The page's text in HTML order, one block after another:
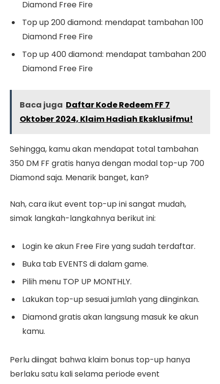
Diamond Free Fire
Top up 200 diamond: mendapat tambahan 100
Diamond Free Fire
Top up 400 diamond: mendapat tambahan 200
Diamond Free Fire
Baca juga Daftar Kode Redeem FF 7
Oktober 2024, Klaim Hadiah Eksklusifmu!
Sehingga, kamu akan mendapat total tambahan
350 DM FF gratis hanya dengan modal top-up 700
Diamond saja. Menarik banget, kan?
Nah, cara ikut event top-up ini sangat mudah,
simak langkah-langkahnya berikut ini:
Login ke akun Free Fire yang sudah terdaftar.
Buka tab EVENTS di dalam game.
Pilih menu TOP UP MONTHLY.
Lakukan top-up sesuai jumlah yang diinginkan.
Diamond gratis akan langsung masuk ke akun
kamu.
Perlu diingat bahwa klaim bonus top-up hanya
berlaku satu kali selama periode event